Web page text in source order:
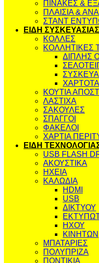
ΠΙΝΑΚΕΣ &
ΠΛΑΙΣΙΑ &
ΣΤΑΝΤ
ΕΙΔΗ ΣΥΣΚΕΥΑΣΙΑΣ
ΚΟΛΛΕΣ
ΚΟΛΛΗΤΙΚΕΣ
ΔΙΠΛΗΣ
ΚΟΥΤΙΑ
ΛΑΣΤΙΧΑ
ΣΑΚΟΥΛΕΣ
ΣΠΑΓΓΟΙ
ΦΑΚΕΛΟΙ
ΧΑΡΤΙΑ
ΕΙΔΗ
USB FLASH
ΑΚΟΥΣΤΙΚΑ
ΗΧΕΙΑ
ΚΑΛΩΔΙΑ
HDMI
USB
ΔΙΚΤΥΟΥ
ΗΧΟΥ
ΚΙΝΗΤΩΝ
ΜΠΑΤΑΡΙΕΣ
ΠΟΛΥΠΡΙΖΑ
ΠΟΝΤΙΚΙΑ